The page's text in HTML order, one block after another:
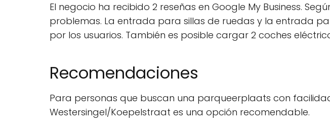
El negocio ha recibido 2 reseñas en Google My Business.
problemas. La entrada para sillas de ruedas y la entrada
por los usuarios. También es posible cargar 2 coches
Recomendaciones
Para personas que buscan una parqueerplaats con
Westersingel/Koepelstraat es una opción recomendable.